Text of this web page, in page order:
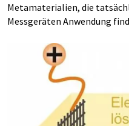
Metamaterialien, die
Messgeräten Anwendung